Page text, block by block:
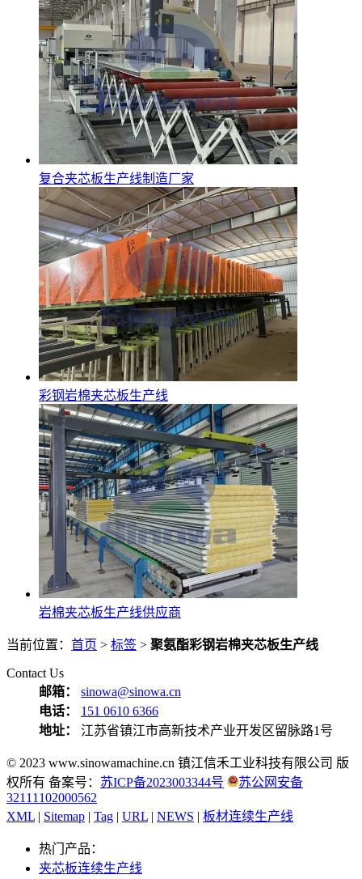
复合夹芯板生产线制造厂家
彩钢岩棉夹芯板生产线
岩棉夹芯板生产线供应商
当前位置： 首页 > 标签 > 聚氨酯彩钢岩棉夹芯板生产线
Contact Us
邮箱：
sinowa@sinowa.cn
电话：
151 0610 6366
地址：
江苏省镇江市高新技术产业开发区留脉路1号
© 2023 www.sinowamachine.cn 镇江信禾工业科技有限公司 版
权所有 备案号： 苏ICP备2023003344号
苏公网安备
32111102000562
XML | Sitemap | Tag | URL | NEWS | 板材连续生产线
热门产品：
夹芯板连续生产线